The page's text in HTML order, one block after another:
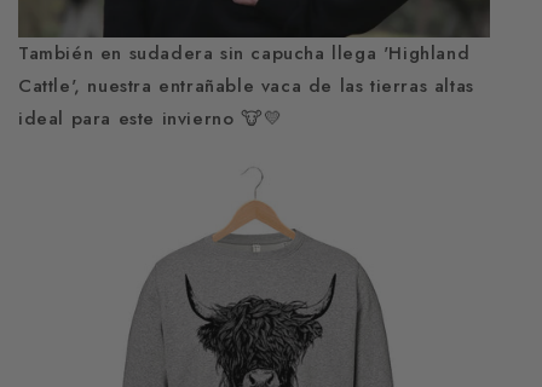
También en sudadera sin capucha llega 'Highland
Cattle', nuestra entrañable vaca de las tierras altas
ideal para este invierno 🐮💛